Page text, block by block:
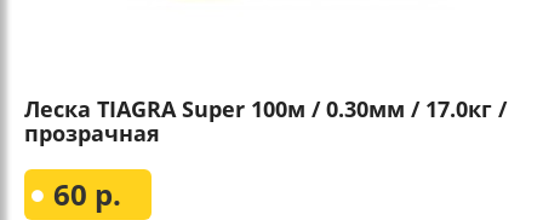
Леска TIAGRA Super 100м / 0.30мм / 17.0кг /
прозрачная
60 р.